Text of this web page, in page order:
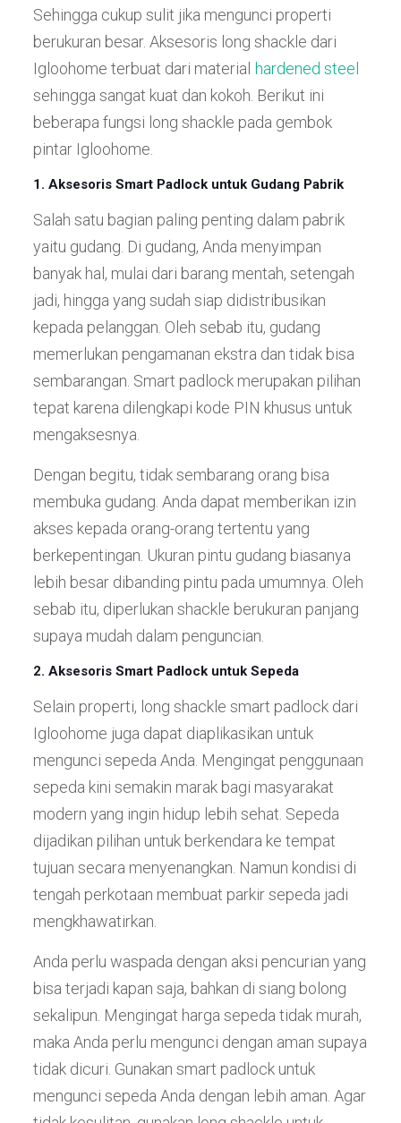
Sehingga cukup sulit jika mengunci properti
berukuran besar. Aksesoris long shackle dari
Igloohome terbuat dari material hardened steel
sehingga sangat kuat dan kokoh. Berikut ini
beberapa fungsi long shackle pada gembok
pintar Igloohome.
1. Aksesoris Smart Padlock untuk Gudang Pabrik
Salah satu bagian paling penting dalam pabrik
yaitu gudang. Di gudang, Anda menyimpan
banyak hal, mulai dari barang mentah, setengah
jadi, hingga yang sudah siap didistribusikan
kepada pelanggan. Oleh sebab itu, gudang
memerlukan pengamanan ekstra dan tidak bisa
sembarangan. Smart padlock merupakan pilihan
tepat karena dilengkapi kode PIN khusus untuk
mengaksesnya.
Dengan begitu, tidak sembarang orang bisa
membuka gudang. Anda dapat memberikan izin
akses kepada orang-orang tertentu yang
berkepentingan. Ukuran pintu gudang biasanya
lebih besar dibanding pintu pada umumnya. Oleh
sebab itu, diperlukan shackle berukuran panjang
supaya mudah dalam penguncian.
2. Aksesoris Smart Padlock untuk Sepeda
Selain properti, long shackle smart padlock dari
Igloohome juga dapat diaplikasikan untuk
mengunci sepeda Anda. Mengingat penggunaan
sepeda kini semakin marak bagi masyarakat
modern yang ingin hidup lebih sehat. Sepeda
dijadikan pilihan untuk berkendara ke tempat
tujuan secara menyenangkan. Namun kondisi di
tengah perkotaan membuat parkir sepeda jadi
mengkhawatirkan.
Anda perlu waspada dengan aksi pencurian yang
bisa terjadi kapan saja, bahkan di siang bolong
sekalipun. Mengingat harga sepeda tidak murah,
maka Anda perlu mengunci dengan aman supaya
tidak dicuri. Gunakan smart padlock untuk
mengunci sepeda Anda dengan lebih aman. Agar